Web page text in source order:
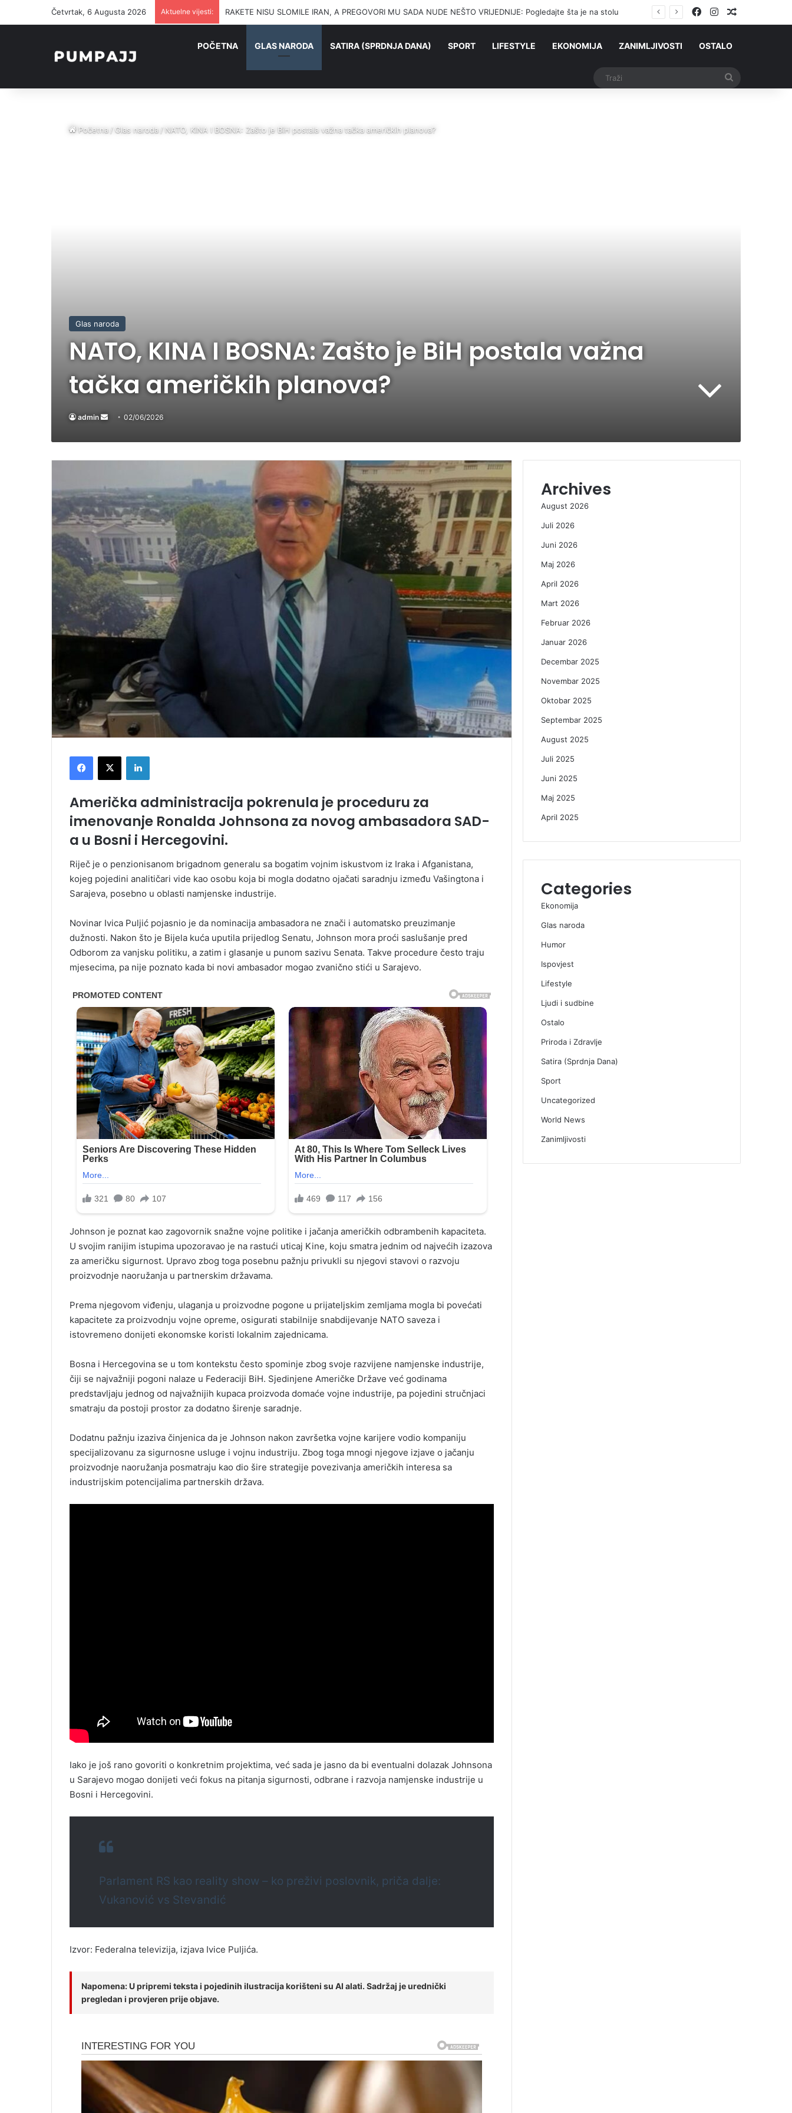
Četvrtak, 6 Augusta 2026 Aktuelne vijesti: RAKETE NISU SLOMILE IRAN, A PREGOVORI MU SADA NUDE NEŠTO VRIJEDNIJE: Pogledajte šta je na stolu FacebookInstagram
POČETNA GLAS NARODA SATIRA (SPRDNJA DANA) SPORT LIFESTYLE EKONOMIJA ZANIMLJIVOSTI OSTALO
Početna/Glas naroda/NATO, KINA I BOSNA: Zašto je BiH postala važna tačka američkih planova?
Glas naroda
NATO, KINA I BOSNA: Zašto je BiH postala važna
tačka američkih planova?
admin
Send02/06/2026
Američka administracija pokrenula je proceduru za
imenovanje Ronalda Johnsona za novog ambasadora SAD-
a u Bosni i Hercegovini.
Riječ je o penzionisanom brigadnom generalu sa bogatim vojnim iskustvom iz Iraka i Afganistana,
kojeg pojedini analitičari vide kao osobu koja bi mogla dodatno ojačati saradnju između Vašingtona i
Sarajeva, posebno u oblasti namjenske industrije.
Novinar Ivica Puljić pojasnio je da nominacija ambasadora ne znači i automatsko preuzimanje
dužnosti. Nakon što je Bijela kuća uputila prijedlog Senatu, Johnson mora proći saslušanje pred
Odborom za vanjsku politiku, a zatim i glasanje u punom sazivu Senata. Takve procedure često traju
mjesecima, pa nije poznato kada bi novi ambasador mogao zvanično stići u Sarajevo.
Johnson je poznat kao zagovornik snažne vojne politike i jačanja američkih odbrambenih kapaciteta.
U svojim ranijim istupima upozoravao je na rastući uticaj Kine, koju smatra jednim od najvećih izazova
za američku sigurnost. Upravo zbog toga posebnu pažnju privukli su njegovi stavovi o razvoju
proizvodnje naoružanja u partnerskim državama.
Prema njegovom viđenju, ulaganja u proizvodne pogone u prijateljskim zemljama mogla bi povećati
kapacitete za proizvodnju vojne opreme, osigurati stabilnije snabdijevanje NATO saveza i
istovremeno donijeti ekonomske koristi lokalnim zajednicama.
Bosna i Hercegovina se u tom kontekstu često spominje zbog svoje razvijene namjenske industrije,
čiji se najvažniji pogoni nalaze u Federaciji BiH. Sjedinjene Američke Države već godinama
predstavljaju jednog od najvažnijih kupaca proizvoda domaće vojne industrije, pa pojedini stručnjaci
smatraju da postoji prostor za dodatno širenje saradnje.
Dodatnu pažnju izaziva činjenica da je Johnson nakon završetka vojne karijere vodio kompaniju
specijalizovanu za sigurnosne usluge i vojnu industriju. Zbog toga mnogi njegove izjave o jačanju
proizvodnje naoružanja posmatraju kao dio šire strategije povezivanja američkih interesa sa
industrijskim potencijalima partnerskih država.
Iako je još rano govoriti o konkretnim projektima, već sada je jasno da bi eventualni dolazak Johnsona
u Sarajevo mogao donijeti veći fokus na pitanja sigurnosti, odbrane i razvoja namjenske industrije u
Bosni i Hercegovini.
Parlament RS kao reality show – ko preživi poslovnik, priča dalje:
Vukanović vs Stevandić
Izvor: Federalna televizija, izjava Ivice Puljića.
Napomena: U pripremi teksta i pojedinih ilustracija korišteni su AI alati. Sadržaj je urednički
pregledan i provjeren prije objave.
Archives
August 2026
Juli 2026
Juni 2026
Maj 2026
April 2026
Mart 2026
Februar 2026
Januar 2026
Decembar 2025
Novembar 2025
Oktobar 2025
Septembar 2025
August 2025
Juli 2025
Juni 2025
Maj 2025
April 2025
Categories
Ekonomija
Glas naroda
Humor
Ispovjest
Lifestyle
Ljudi i sudbine
Ostalo
Priroda i Zdravlje
Satira (Sprdnja Dana)
Sport
Uncategorized
World News
Zanimljivosti